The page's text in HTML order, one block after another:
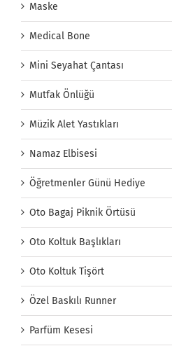
Maske
Medical Bone
Mini Seyahat Çantası
Mutfak Önlüğü
Müzik Alet Yastıkları
Namaz Elbisesi
Öğretmenler Günü Hediye
Oto Bagaj Piknik Örtüsü
Oto Koltuk Başlıkları
Oto Koltuk Tişört
Özel Baskılı Runner
Parfüm Kesesi